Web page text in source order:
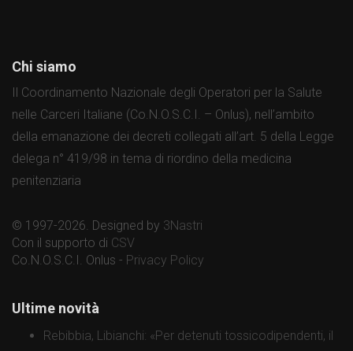
Chi siamo
Il Coordinamento Nazionale degli Operatori per la Salute
nelle Carceri Italiane (Co.N.O.S.C.I. – Onlus), nell’ambito
della emanazione dei decreti collegati all’art. 5 della Legge
delega n° 419/98 in tema di riordino della medicina
penitenziaria
© 1997-2026. Designed by 3Nastri
Con il supporto di CSV
Co.N.O.S.C.I. Onlus - Privacy Policy
Ultime novità
Rebibbia, Libianchi: «Per detenuti tossicodipendenti, il